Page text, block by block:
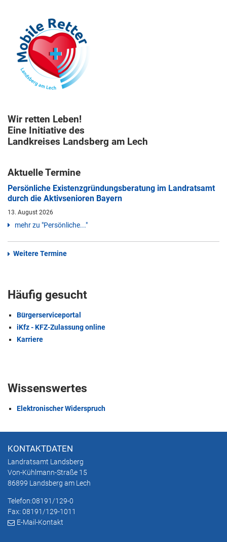
Wir retten Leben!
Eine Initiative des
Landkreises Landsberg am Lech
Aktuelle Termine
Persönliche Existenzgründungsberatung im Landratsamt
durch die Aktivsenioren Bayern
13. August 2026
mehr zu "Persönliche..."
Weitere Termine
Häufig gesucht
Bürgerserviceportal
iKfz - KFZ-Zulassung online
Karriere
Wissenswertes
Elektronischer Widerspruch
KONTAKTDATEN
Landratsamt Landsberg
Von-Kühlmann-Straße 15
86899 Landsberg am Lech
Telefon:08191/129-0
Fax: 08191/129-1011
E-Mail-Kontakt